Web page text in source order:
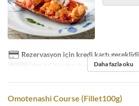
Rezervasyon için kredi kartı
Günler Pzt, Sal, Çar, Per, Cum, Cmt, Bayram
Daha fazla oku
Omotenashi Course (Fillet100g)